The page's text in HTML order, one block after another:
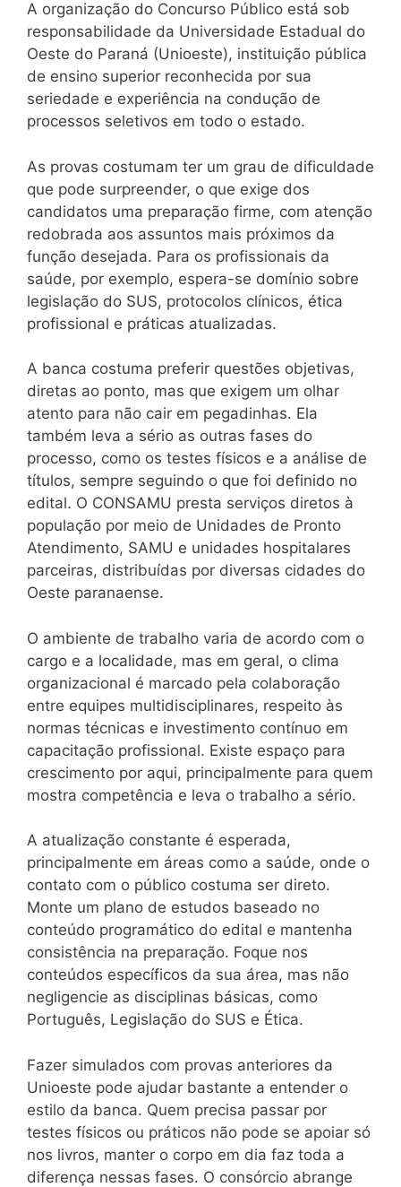
A organização do Concurso Público está sob
responsabilidade da Universidade Estadual do
Oeste do Paraná (Unioeste), instituição pública
de ensino superior reconhecida por sua
seriedade e experiência na condução de
processos seletivos em todo o estado.
As provas costumam ter um grau de dificuldade
que pode surpreender, o que exige dos
candidatos uma preparação firme, com atenção
redobrada aos assuntos mais próximos da
função desejada. Para os profissionais da
saúde, por exemplo, espera-se domínio sobre
legislação do SUS, protocolos clínicos, ética
profissional e práticas atualizadas.
A banca costuma preferir questões objetivas,
diretas ao ponto, mas que exigem um olhar
atento para não cair em pegadinhas. Ela
também leva a sério as outras fases do
processo, como os testes físicos e a análise de
títulos, sempre seguindo o que foi definido no
edital. O CONSAMU presta serviços diretos à
população por meio de Unidades de Pronto
Atendimento, SAMU e unidades hospitalares
parceiras, distribuídas por diversas cidades do
Oeste paranaense.
O ambiente de trabalho varia de acordo com o
cargo e a localidade, mas em geral, o clima
organizacional é marcado pela colaboração
entre equipes multidisciplinares, respeito às
normas técnicas e investimento contínuo em
capacitação profissional. Existe espaço para
crescimento por aqui, principalmente para quem
mostra competência e leva o trabalho a sério.
A atualização constante é esperada,
principalmente em áreas como a saúde, onde o
contato com o público costuma ser direto.
Monte um plano de estudos baseado no
conteúdo programático do edital e mantenha
consistência na preparação. Foque nos
conteúdos específicos da sua área, mas não
negligencie as disciplinas básicas, como
Português, Legislação do SUS e Ética.
Fazer simulados com provas anteriores da
Unioeste pode ajudar bastante a entender o
estilo da banca. Quem precisa passar por
testes físicos ou práticos não pode se apoiar só
nos livros, manter o corpo em dia faz toda a
diferença nessas fases. O consórcio abrange